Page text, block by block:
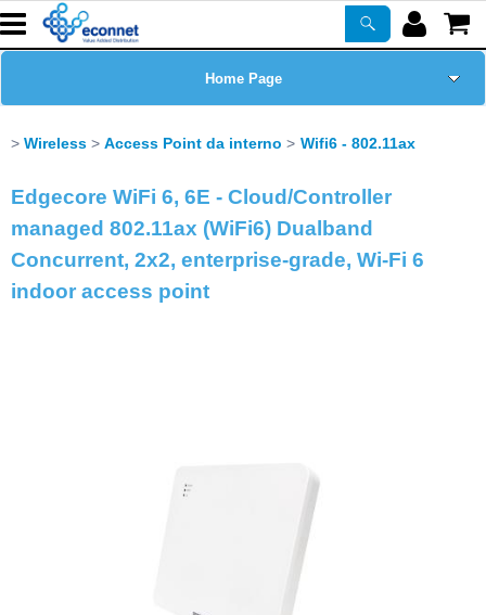
Home Page
Prodotti
Corsi
Wireless Access Point da interno Wifi6 - 802.11ax
Edgecore WiFi 6, 6E - Cloud/Controller
managed 802.11ax (WiFi6) Dualband
Concurrent, 2x2, enterprise-grade, Wi-Fi 6
indoor access point